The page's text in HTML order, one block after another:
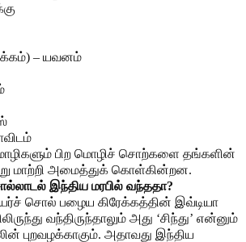
– யவனம்
பிற மொழிச் சொற்களை தங்களின்
மாற்றி அமைத்துக் கொள்கின்றன.
இந்திய மரபில் வந்ததா?
சொல் பழைய கிரேக்கத்தின் இவ்டியா
வந்திருந்தாலும் அது ‘சிந்து’ என்னும்
புறவழக்காகும். அதாவது இந்திய